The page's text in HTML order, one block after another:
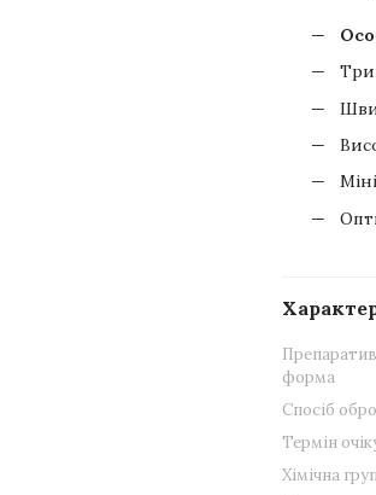
форма
Спосіб
Термін
Хімічна